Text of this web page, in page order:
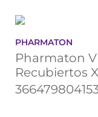
PHARMATON
Pharmaton
Recubiertos